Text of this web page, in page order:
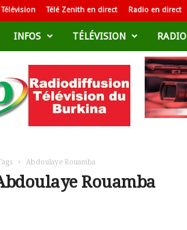
Télévision Télé Zenith en direct Radio en direct
INFOS TÉLÉVISION RADIO
Abdoulaye Rouamba
Rouamba